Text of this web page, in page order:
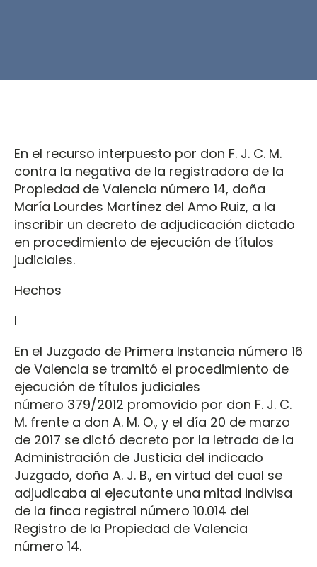
En el recurso interpuesto por don F. J. C. M.
contra la negativa de la registradora de la
Propiedad de Valencia número 14, doña
María Lourdes Martínez del Amo Ruiz, a la
inscribir un decreto de adjudicación dictado
en procedimiento de ejecución de títulos
judiciales.
Hechos
I
En el Juzgado de Primera Instancia número 16
de Valencia se tramitó el procedimiento de
ejecución de títulos judiciales
número 379/2012 promovido por don F. J. C.
M. frente a don A. M. O., y el día 20 de marzo
de 2017 se dictó decreto por la letrada de la
Administración de Justicia del indicado
Juzgado, doña A. J. B., en virtud del cual se
adjudicaba al ejecutante una mitad indivisa
de la finca registral número 10.014 del
Registro de la Propiedad de Valencia
número 14.